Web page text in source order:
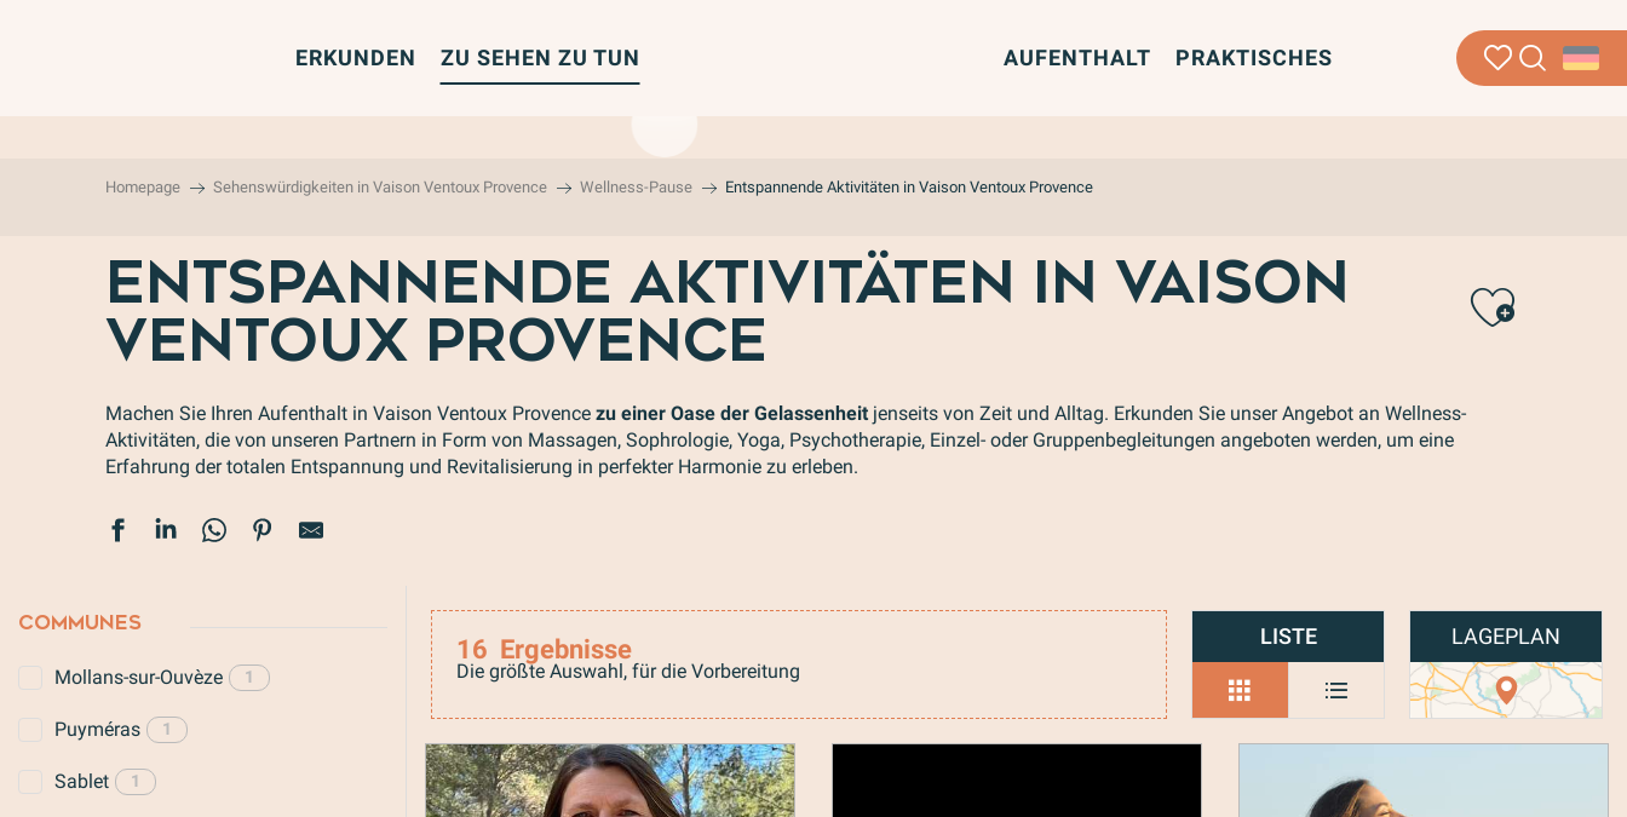
Suche
ERKUNDEN ZU SEHEN ZU TUN AUFENTHALT PRAKTISCHES
Homepage Sehenswürdigkeiten in Vaison Ventoux Provence Wellness-Pause Entspannende Aktivitäten in Vaison Ventoux Provence
ENTSPANNENDE AKTIVITÄTEN IN VAISON
VENTOUX PROVENCE
Machen Sie Ihren Aufenthalt in Vaison Ventoux Provence zu einer Oase der Gelassenheit jenseits von Zeit und Alltag. Erkunden Sie unser Angebot an Wellness-
Aktivitäten, die von unseren Partnern in Form von Massagen, Sophrologie, Yoga, Psychotherapie, Einzel- oder Gruppenbegleitungen angeboten werden, um eine
Erfahrung der totalen Entspannung und Revitalisierung in perfekter Harmonie zu erleben.
COMMUNES
Mollans-sur-Ouvèze 1
Puyméras 1
Sablet 1
16 Ergebnisse
Die größte Auswahl, für die Vorbereitung
LISTE LAGEPLAN